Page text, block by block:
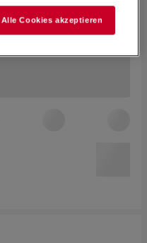
Alle Cookies akzeptieren